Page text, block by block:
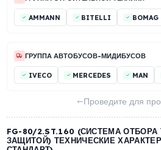
FG-80/2.ST.160 (СИСТЕМА
ЗАЩИТОЙ) СОВМЕСТИМЫЕ
ГРУППА СЕДЕЛЬНЫХ ТЯГАЧЕЙ
ASKAM BMC DAF
ГРУППА СТРОИТЕЛЬНОЙ ТЕХНИКИ
AMMANN BITELLI